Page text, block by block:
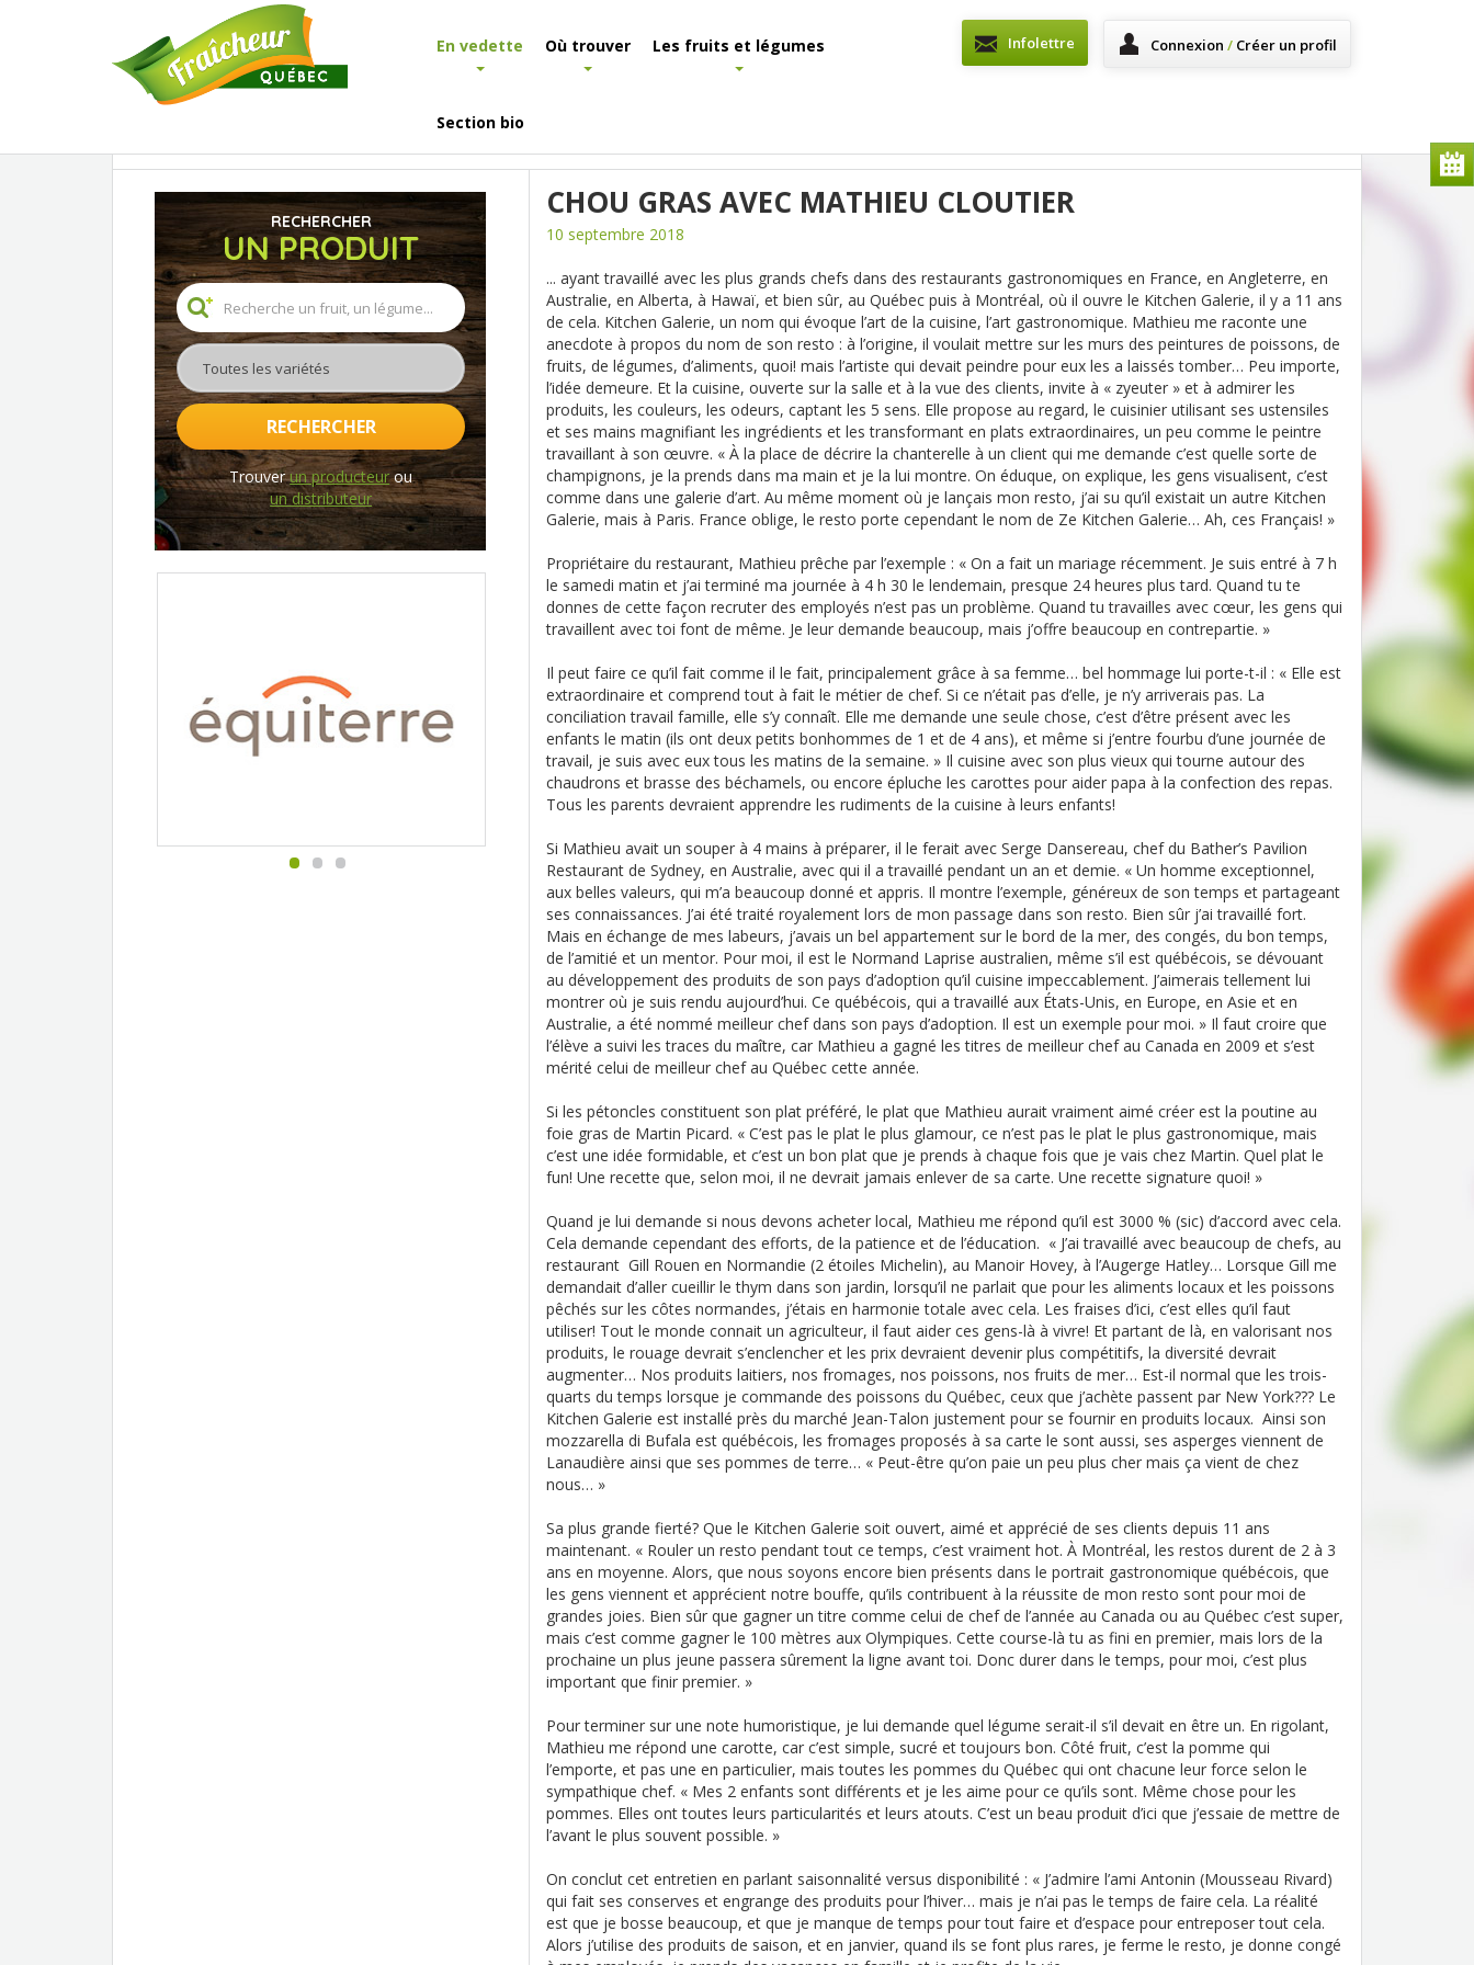
En vedette Où trouver Les fruits et légumes
Section bio
Infolettre Connexion / Créer un profil
RECHERCHER
UN PRODUIT
Toutes les variétés
RECHERCHER
Trouverun producteurou
un distributeur
CHOU GRAS AVEC MATHIEU CLOUTIER
10 septembre 2018
... ayant travaillé avec les plus grands chefs dans des restaurants gastronomiques en France, en Angleterre, en
Australie, en Alberta, à Hawaï, et bien sûr, au Québec puis à Montréal, où il ouvre le Kitchen Galerie, il y a 11 ans
de cela. Kitchen Galerie, un nom qui évoque l’art de la cuisine, l’art gastronomique. Mathieu me raconte une
anecdote à propos du nom de son resto : à l’origine, il voulait mettre sur les murs des peintures de poissons, de
fruits, de légumes, d’aliments, quoi! mais l’artiste qui devait peindre pour eux les a laissés tomber… Peu importe,
l’idée demeure. Et la cuisine, ouverte sur la salle et à la vue des clients, invite à « zyeuter » et à admirer les
produits, les couleurs, les odeurs, captant les 5 sens. Elle propose au regard, le cuisinier utilisant ses ustensiles
et ses mains magnifiant les ingrédients et les transformant en plats extraordinaires, un peu comme le peintre
travaillant à son œuvre. « À la place de décrire la chanterelle à un client qui me demande c’est quelle sorte de
champignons, je la prends dans ma main et je la lui montre. On éduque, on explique, les gens visualisent, c’est
comme dans une galerie d’art. Au même moment où je lançais mon resto, j’ai su qu’il existait un autre Kitchen
Galerie, mais à Paris. France oblige, le resto porte cependant le nom de Ze Kitchen Galerie… Ah, ces Français! »
Propriétaire du restaurant, Mathieu prêche par l’exemple : « On a fait un mariage récemment. Je suis entré à 7 h
le samedi matin et j’ai terminé ma journée à 4 h 30 le lendemain, presque 24 heures plus tard. Quand tu te
donnes de cette façon recruter des employés n’est pas un problème. Quand tu travailles avec cœur, les gens qui
travaillent avec toi font de même. Je leur demande beaucoup, mais j’offre beaucoup en contrepartie. »
Il peut faire ce qu’il fait comme il le fait, principalement grâce à sa femme… bel hommage lui porte-t-il : « Elle est
extraordinaire et comprend tout à fait le métier de chef. Si ce n’était pas d’elle, je n’y arriverais pas. La
conciliation travail famille, elle s’y connaît. Elle me demande une seule chose, c’est d’être présent avec les
enfants le matin (ils ont deux petits bonhommes de 1 et de 4 ans), et même si j’entre fourbu d’une journée de
travail, je suis avec eux tous les matins de la semaine. » Il cuisine avec son plus vieux qui tourne autour des
chaudrons et brasse des béchamels, ou encore épluche les carottes pour aider papa à la confection des repas.
Tous les parents devraient apprendre les rudiments de la cuisine à leurs enfants!
Si Mathieu avait un souper à 4 mains à préparer, il le ferait avec Serge Dansereau, chef du Bather’s Pavilion
Restaurant de Sydney, en Australie, avec qui il a travaillé pendant un an et demie. « Un homme exceptionnel,
aux belles valeurs, qui m’a beaucoup donné et appris. Il montre l’exemple, généreux de son temps et partageant
ses connaissances. J’ai été traité royalement lors de mon passage dans son resto. Bien sûr j’ai travaillé fort.
Mais en échange de mes labeurs, j’avais un bel appartement sur le bord de la mer, des congés, du bon temps,
de l’amitié et un mentor. Pour moi, il est le Normand Laprise australien, même s’il est québécois, se dévouant
au développement des produits de son pays d’adoption qu’il cuisine impeccablement. J’aimerais tellement lui
montrer où je suis rendu aujourd’hui. Ce québécois, qui a travaillé aux États-Unis, en Europe, en Asie et en
Australie, a été nommé meilleur chef dans son pays d’adoption. Il est un exemple pour moi. » Il faut croire que
l’élève a suivi les traces du maître, car Mathieu a gagné les titres de meilleur chef au Canada en 2009 et s’est
mérité celui de meilleur chef au Québec cette année.
Si les pétoncles constituent son plat préféré, le plat que Mathieu aurait vraiment aimé créer est la poutine au
foie gras de Martin Picard. « C’est pas le plat le plus glamour, ce n’est pas le plat le plus gastronomique, mais
c’est une idée formidable, et c’est un bon plat que je prends à chaque fois que je vais chez Martin. Quel plat le
fun! Une recette que, selon moi, il ne devrait jamais enlever de sa carte. Une recette signature quoi! »
Quand je lui demande si nous devons acheter local, Mathieu me répond qu’il est 3000 % (sic) d’accord avec cela.
Cela demande cependant des efforts, de la patience et de l’éducation. « J’ai travaillé avec beaucoup de chefs, au
restaurant Gill Rouen en Normandie (2 étoiles Michelin), au Manoir Hovey, à l’Augerge Hatley… Lorsque Gill me
demandait d’aller cueillir le thym dans son jardin, lorsqu’il ne parlait que pour les aliments locaux et les poissons
pêchés sur les côtes normandes, j’étais en harmonie totale avec cela. Les fraises d’ici, c’est elles qu’il faut
utiliser! Tout le monde connait un agriculteur, il faut aider ces gens-là à vivre! Et partant de là, en valorisant nos
produits, le rouage devrait s’enclencher et les prix devraient devenir plus compétitifs, la diversité devrait
augmenter… Nos produits laitiers, nos fromages, nos poissons, nos fruits de mer… Est-il normal que les trois-
quarts du temps lorsque je commande des poissons du Québec, ceux que j’achète passent par New York??? Le
Kitchen Galerie est installé près du marché Jean-Talon justement pour se fournir en produits locaux. Ainsi son
mozzarella di Bufala est québécois, les fromages proposés à sa carte le sont aussi, ses asperges viennent de
Lanaudière ainsi que ses pommes de terre… « Peut-être qu’on paie un peu plus cher mais ça vient de chez
nous… »
Sa plus grande fierté? Que le Kitchen Galerie soit ouvert, aimé et apprécié de ses clients depuis 11 ans
maintenant. « Rouler un resto pendant tout ce temps, c’est vraiment hot. À Montréal, les restos durent de 2 à 3
ans en moyenne. Alors, que nous soyons encore bien présents dans le portrait gastronomique québécois, que
les gens viennent et apprécient notre bouffe, qu’ils contribuent à la réussite de mon resto sont pour moi de
grandes joies. Bien sûr que gagner un titre comme celui de chef de l’année au Canada ou au Québec c’est super,
mais c’est comme gagner le 100 mètres aux Olympiques. Cette course-là tu as fini en premier, mais lors de la
prochaine un plus jeune passera sûrement la ligne avant toi. Donc durer dans le temps, pour moi, c’est plus
important que finir premier. »
Pour terminer sur une note humoristique, je lui demande quel légume serait-il s’il devait en être un. En rigolant,
Mathieu me répond une carotte, car c’est simple, sucré et toujours bon. Côté fruit, c’est la pomme qui
l’emporte, et pas une en particulier, mais toutes les pommes du Québec qui ont chacune leur force selon le
sympathique chef. « Mes 2 enfants sont différents et je les aime pour ce qu’ils sont. Même chose pour les
pommes. Elles ont toutes leurs particularités et leurs atouts. C’est un beau produit d’ici que j’essaie de mettre de
l’avant le plus souvent possible. »
On conclut cet entretien en parlant saisonnalité versus disponibilité : « J’admire l’ami Antonin (Mousseau Rivard)
qui fait ses conserves et engrange des produits pour l’hiver… mais je n’ai pas le temps de faire cela. La réalité
est que je bosse beaucoup, et que je manque de temps pour tout faire et d’espace pour entreposer tout cela.
Alors j’utilise des produits de saison, et en janvier, quand ils se font plus rares, je ferme le resto, je donne congé